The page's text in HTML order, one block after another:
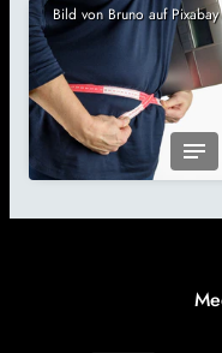
Bild von Bruno auf Pixabay